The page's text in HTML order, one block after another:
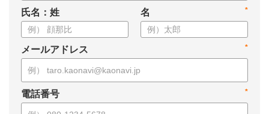
氏名：姓 *
名
*
メールアドレス
*
電話番号